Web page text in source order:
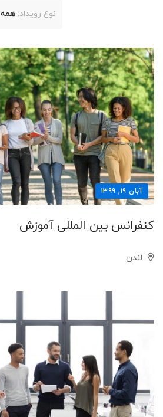
نوع رویداد: همه
آبان ۱۹, ۱۳۹۹
کنفرانس بین المللی آموزش
لندن